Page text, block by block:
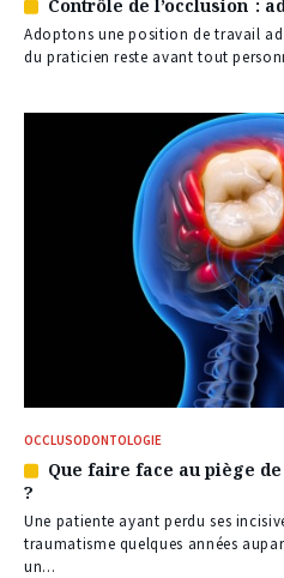
Article
réservé
à
Contrôle de l’occlusion :
Adoptons une position de travail
du praticien reste avant tout
OCCLUSODONTOLOGIE
Article
réservé
à
nos
abonnés
Que faire face au piège
?
Une patiente ayant perdu ses
traumatisme quelques années
un...